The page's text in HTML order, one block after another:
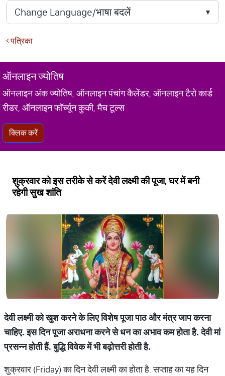
पत्रिका
ऑनलाइन ज्योतिष
ऑनलाइन अंक ज्योतिष, ऑनलाइन पंचांग कैलेंडर, ऑनलाइन टैरो कार्ड
रीडर, ऑनलाइन फॉर्च्यून कुकी, मैच टूल्स
क्लिक करें
शुक्रवार को इस तरीके से करें देवी लक्ष्मी की पूजा, घर में बनी
रहेगी सुख शांति
देवी लक्ष्मी को खुश करने के लिए विशेष पूजा पाठ और मंत्र जाप करना
चाहिए. इस दिन पूजा अराधना करने से धन का अभाव कम होता है. देवी मां
प्रसन्न होती हैं. बुद्धि विवेक में भी बढ़ोत्तरी होती है.
शुक्रवार (Friday) का दिन देवी लक्ष्मी का होता है. सप्ताह का यह दिन